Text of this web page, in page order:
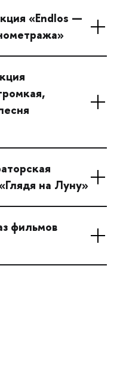
«Endlos —
на Луну»
фильмов